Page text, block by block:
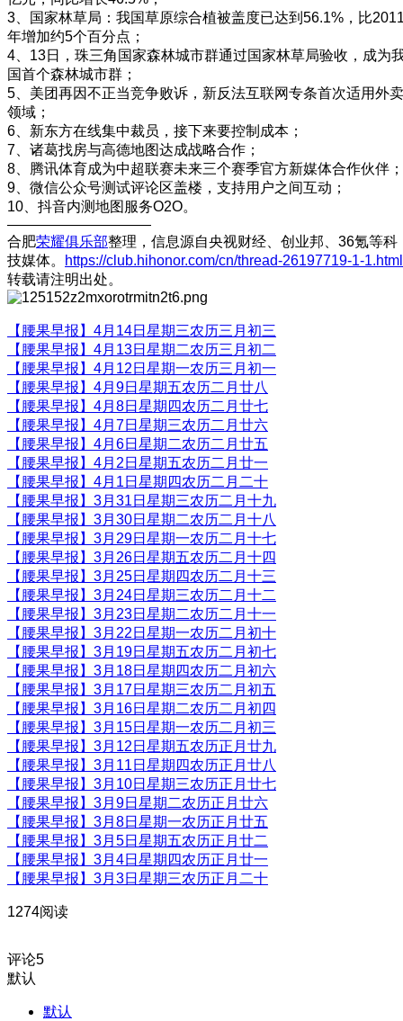
3、国家林草局：我国草原综合植被盖度已达到56.1%，比
年增加约5个百分点；
4、13日，珠三角国家森林城市群通过国家林草局验收，成为
国首个森林城市群；
5、美团再因不正当竞争败诉，新反法互联网专条首次适用外卖
领域；
6、新东方在线集中裁员，接下来要控制成本；
7、诸葛找房与高德地图达成战略合作；
8、腾讯体育成为中超联赛未来三个赛季官方新媒体合作伙伴；
9、微信公众号测试评论区盖楼，支持用户之间互动；
10、抖音内测地图服务O2O。
——————————
合肥荣耀俱乐部整理，信息源自央视财经、创业邦、36氪等科
技媒体。
https://club.hihonor.com/cn/thread-26197719-1-1.html
转载请注明出处。
【腰果早报】4月14日星期三农历三月初三
【腰果早报】4月13日星期二农历三月初二
【腰果早报】4月12日星期一农历三月初一
【腰果早报】4月9日星期五农历二月廿八
【腰果早报】4月8日星期四农历二月廿七
【腰果早报】4月7日星期三农历二月廿六
【腰果早报】4月6日星期二农历二月廿五
【腰果早报】4月2日星期五农历二月廿一
【腰果早报】4月1日星期四农历二月二十
【腰果早报】3月31日星期三农历二月十九
【腰果早报】3月30日星期二农历二月十八
【腰果早报】3月29日星期一农历二月十七
【腰果早报】3月26日星期五农历二月十四
【腰果早报】3月25日星期四农历二月十三
【腰果早报】3月24日星期三农历二月十二
【腰果早报】3月23日星期二农历二月十一
【腰果早报】3月22日星期一农历二月初十
【腰果早报】3月19日星期五农历二月初七
【腰果早报】3月18日星期四农历二月初六
【腰果早报】3月17日星期三农历二月初五
【腰果早报】3月16日星期二农历二月初四
【腰果早报】3月15日星期一农历二月初三
【腰果早报】3月12日星期五农历正月廿九
【腰果早报】3月11日星期四农历正月廿八
【腰果早报】3月10日星期三农历正月廿七
【腰果早报】3月9日星期二农历正月廿六
【腰果早报】3月8日星期一农历正月廿五
【腰果早报】3月5日星期五农历正月廿二
【腰果早报】3月4日星期四农历正月廿一
【腰果早报】3月3日星期三农历正月二十
1274阅读
评论5
默认
默认